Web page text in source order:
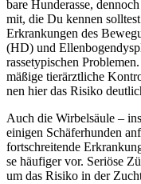
ba­re Hun­de­ras­se,
mit, die Du ken­nen
Erkran­kun­gen des
(HD) und
ras­se­ty­pi­schen
mä­ßi­ge tier­ärzt­li­che
nen hier das Risi­ko
Auch die Wir­bel­säu­le –
eini­gen Schä­fer­hun­den
fort­schrei­ten­de
se häu­fi­ger vor. Seriö­se
um das Risi­ko in der